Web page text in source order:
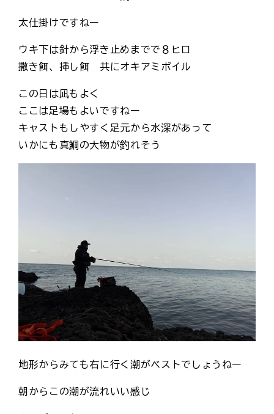
太仕掛けですねー
ウキ下は針から浮き止めまでで８ヒロ
撒き餌、挿し餌 共にオキアミボイル
この日は凪もよく
ここは足場もよいですねー
キャストもしやすく足元から水深があって
いかにも真鯛の大物が釣れそう
地形からみても右に行く潮がベストでしょうねー
朝からこの潮が流れいい感じ